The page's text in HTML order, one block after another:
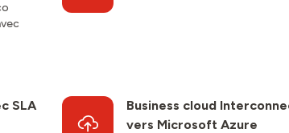
SLA
Business cloud
vers Microsoft Azure